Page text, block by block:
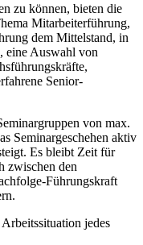
zu können, bieten die
Mitarbeiterführung,
dem Mittelstand, in
eine Auswahl von
Senior-
von max.
Seminargeschehen aktiv
Es bleibt Zeit für
zwischen den
Führungskraft
jedes